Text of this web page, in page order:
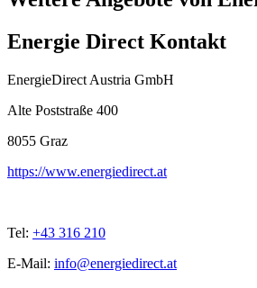
Energie Direct Kontakt
EnergieDirect Austria GmbH
Alte Poststraße 400
8055 Graz
https://www.energiedirect.at
Tel: +43 316 210
E-Mail: info@energiedirect.at